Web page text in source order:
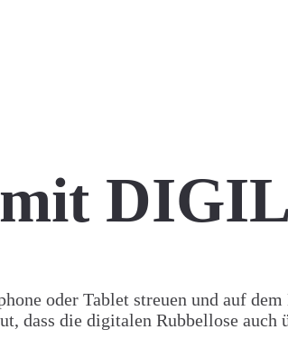
oder Tablet streuen und auf
dass die digitalen Rubbellose auch